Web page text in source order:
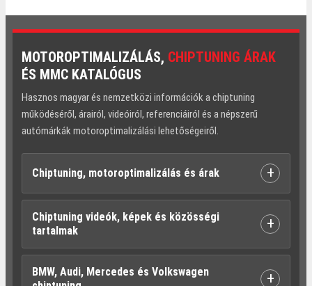
MOTOROPTIMALIZÁLÁS, CHIPTUNING ÁRAK
ÉS MMC KATALÓGUS
Hasznos magyar és nemzetközi információk a chiptuning
működéséről, árairól, videóiról, referenciáiról és a népszerű
autómárkák motoroptimalizálási lehetőségeiről.
Chiptuning, motoroptimalizálás és árak +
Chiptuning videók, képek és közösségi
tartalmak
+
BMW, Audi, Mercedes és Volkswagen
+